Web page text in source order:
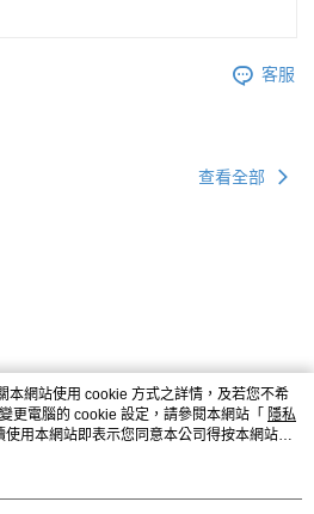
客服
查看全部
本網站使用 cookie 方式之詳情，及若您不希
更電腦的 cookie 設定，請參閱本網站「 隱私
使用本網站即表示您同意本公司得按本網站使